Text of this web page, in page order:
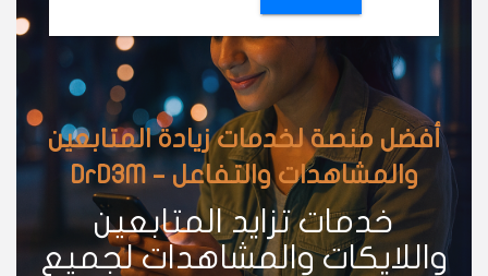
أفضل منصة لخدمات زيادة المتابعين
والمشاهدات والتفاعل – DrD3M
خدمات تزايد المتابعين
واللايكات والمشاهدات لجميع